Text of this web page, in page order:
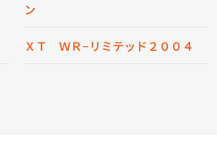
ン
ＸＴ ＷＲ−リミテッド２００４